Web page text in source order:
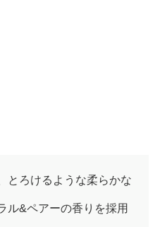
とろけるような柔らかな
ル&ペアーの香りを採用